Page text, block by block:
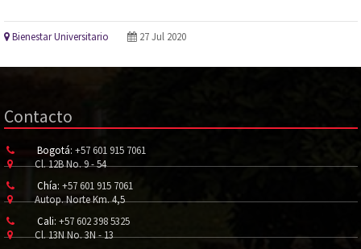
Bienestar Universitario 27 Jul 2020
Contacto
Bogotá: +57 601 915 7061
Cl. 12B No. 9 - 54
Chía: +57 601 915 7061
Autop. Norte Km. 4,5
Cali: +57 602 398 5325
Cl. 13N No. 3N - 13